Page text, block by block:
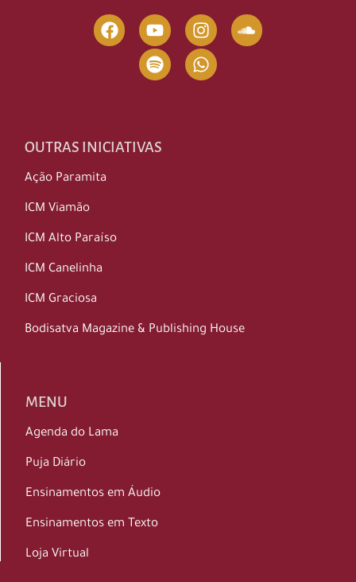
OUTRAS INICIATIVAS
Ação Paramita
ICM Viamão
ICM Alto Paraíso
ICM Canelinha
ICM Graciosa
Bodisatva Magazine & Publishing House
MENU
Agenda do Lama
Puja Diário
Ensinamentos em Áudio
Ensinamentos em Texto
Loja Virtual